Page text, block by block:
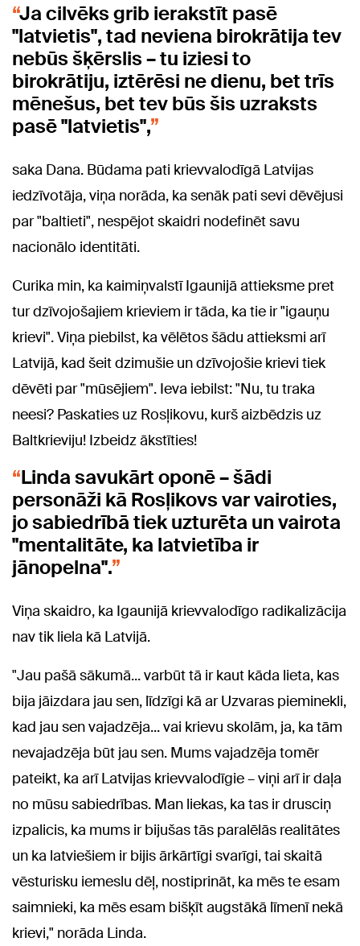
Ja cilvēks grib ierakstīt pasē
"latvietis", tad neviena birokrātija tev
nebūs šķērslis – tu iziesi to
birokrātiju, iztērēsi ne dienu, bet trīs
mēnešus, bet tev būs šis uzraksts
pasē "latvietis",
saka Dana. Būdama pati krievvalodīgā Latvijas
iedzīvotāja, viņa norāda, ka senāk pati sevi dēvējusi
par "baltieti", nespējot skaidri nodefinēt savu
nacionālo identitāti.
Curika min, ka kaimiņvalstī Igaunijā attieksme pret
tur dzīvojošajiem krieviem ir tāda, ka tie ir "igauņu
krievi". Viņa piebilst, ka vēlētos šādu attieksmi arī
Latvijā, kad šeit dzimušie un dzīvojošie krievi tiek
dēvēti par "mūsējiem". Ieva iebilst: "Nu, tu traka
neesi? Paskaties uz Rosļikovu, kurš aizbēdzis uz
Baltkrieviju! Izbeidz ākstīties!
Linda savukārt oponē – šādi
personāži kā Rosļikovs var vairoties,
jo sabiedrībā tiek uzturēta un vairota
"mentalitāte, ka latvietība ir
jānopelna".
Viņa skaidro, ka Igaunijā krievvalodīgo radikalizācija
nav tik liela kā Latvijā.
"Jau pašā sākumā... varbūt tā ir kaut kāda lieta, kas
bija jāizdara jau sen, līdzīgi kā ar Uzvaras pieminekli,
kad jau sen vajadzēja... vai krievu skolām, ja, ka tām
nevajadzēja būt jau sen. Mums vajadzēja tomēr
pateikt, ka arī Latvijas krievvalodīgie – viņi arī ir daļa
no mūsu sabiedrības. Man liekas, ka tas ir drusciņ
izpalicis, ka mums ir bijušas tās paralēlās realitātes
un ka latviešiem ir bijis ārkārtīgi svarīgi, tai skaitā
vēsturisku iemeslu dēļ, nostiprināt, ka mēs te esam
saimnieki, ka mēs esam bišķīt augstākā līmenī nekā
krievi," norāda Linda.